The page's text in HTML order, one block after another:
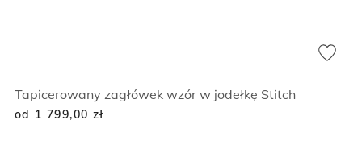
Tapicerowany zagłówek wzór w jodełkę Stitch
od 1 799,00 zł